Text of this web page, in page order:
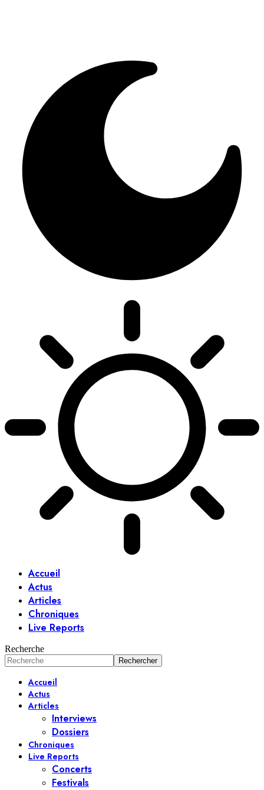
Accueil
Actus
Articles
Chroniques
Live Reports
Recherche
Accueil
Actus
Articles
Interviews
Dossiers
Chroniques
Live Reports
Concerts
Festivals